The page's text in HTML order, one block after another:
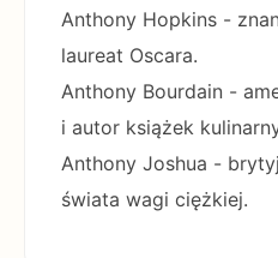
Anthony Hopkins -
laureat Oscara.
Anthony Bourdain -
i autor książek
Anthony Joshua -
świata wagi ciężkiej.